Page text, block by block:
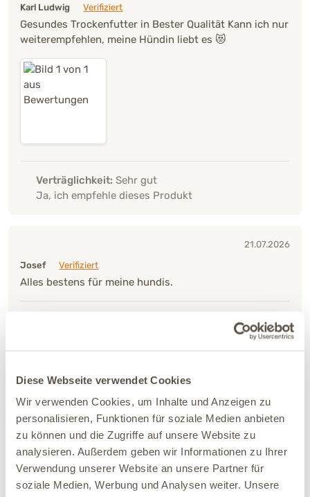
Diese Webseite verwendet Cookies
Wir verwenden Cookies, um Inhalte und Anzeigen zu
personalisieren, Funktionen für soziale Medien anbieten
zu können und die Zugriffe auf unsere Website zu
analysieren. Außerdem geben wir Informationen zu Ihrer
Verwendung unserer Website an unsere Partner für
soziale Medien, Werbung und Analysen weiter. Unsere
Karl Ludwig
Verifiziert
Gesundes Trockenfutter in Bester Qualität Kann ich nur
weiterempfehlen, meine Hündin liebt es 😻
Verträglichkeit: Sehr gut
Ja, ich empfehle dieses Produkt
21.07.2026
Josef
Verifiziert
Alles bestens für meine hundis.
Nicole
Verifiziert
Das Trockenfutter ist hervorragend. Meine Hündin
hatte bereits nach 2-3 Tagen weniger Blähungen und
einen besseren Stuhl. Grasfressen ist auch weniger
geworden. Zudem schmeckt es ihr auch gut. Sie ist
sehr picky.